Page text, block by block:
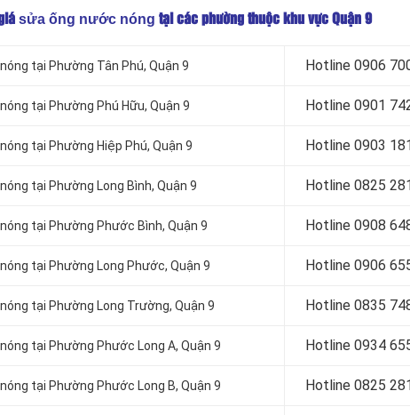
sửa ống nước nóng tại các phường thuộc khu vực Quận 9
tại Phường Tân Phú, Quận 9 Hotline 0906
tại Phường Phú Hữu, Quận 9 Hotline 0901
tại Phường Hiệp Phú, Quận 9 Hotline 0903
tại Phường Long Bình, Quận 9 Hotline 0825
tại Phường Phước Bình, Quận 9 Hotline 0908
tại Phường Long Phước, Quận 9 Hotline 0906
tại Phường Long Trường, Quận 9 Hotline 0835
tại Phường Phước Long A, Quận 9 Hotline 0934
tại Phường Phước Long B, Quận 9 Hotline 0825